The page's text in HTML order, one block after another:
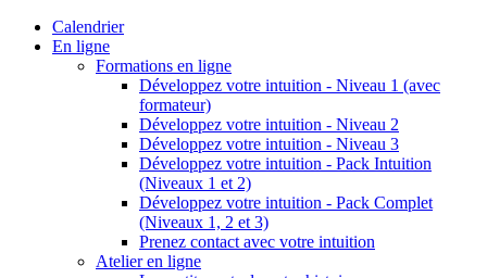
Calendrier
En ligne
Formations en ligne
Développez votre intuition - Niveau 1 (avec
formateur)
Développez votre intuition - Niveau 2
Développez votre intuition - Niveau 3
Développez votre intuition - Pack Intuition
(Niveaux 1 et 2)
Développez votre intuition - Pack Complet
(Niveaux 1, 2 et 3)
Prenez contact avec votre intuition
Atelier en ligne